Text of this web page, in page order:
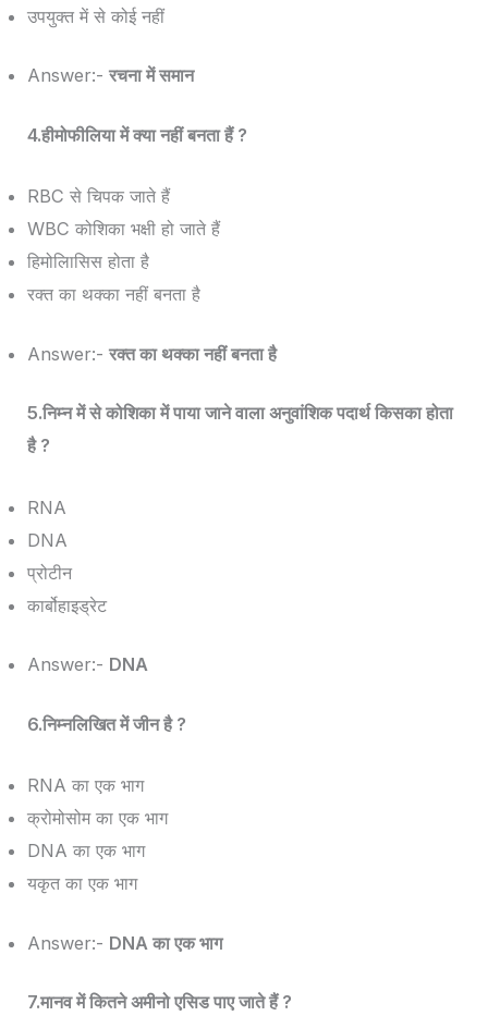
उपयुक्त में से कोई नहीं
Answer:-रचना में समान
4.हीमोफीलिया में क्या नहीं बनता हैं ?
RBC से चिपक जाते हैं
WBC कोशिका भक्षी हो जाते हैं
हिमोलािसिस होता है
रक्त का थक्का नहीं बनता है
Answer:-रक्त का थक्का नहीं बनता है
5.निम्न में से कोशिका में पाया जाने वाला अनुवांशिक पदार्थ किसका होता
है ?
RNA
DNA
प्रोटीन
कार्बोहाइड्रेट
Answer:- DNA
6.निम्नलिखित में जीन है ?
RNA का एक भाग
क्रोमोसोम का एक भाग
DNA का एक भाग
यकृत का एक भाग
Answer:- DNA का एक भाग
7.मानव में कितने अमीनो एसिड पाए जाते हैं ?